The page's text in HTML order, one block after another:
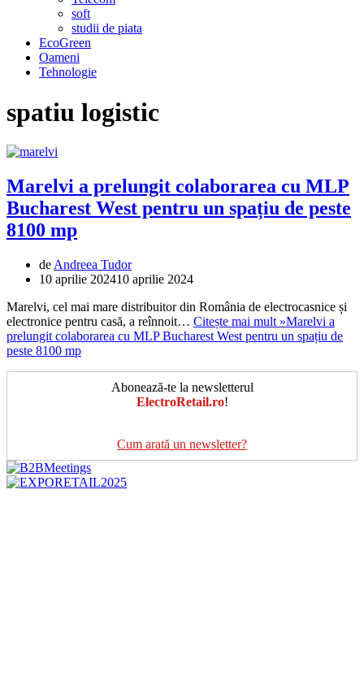
soft
studii de piata
EcoGreen
Oameni
Tehnologie
spatiu logistic
Marelvi a prelungit colaborarea cu MLP
Bucharest West pentru un spațiu de peste
8100 mp
de Andreea Tudor
10 aprilie 202410 aprilie 2024
Marelvi, cel mai mare distribuitor din România de electrocasnice și
electronice pentru casă, a reînnoit… Citește mai mult »Marelvi a
prelungit colaborarea cu MLP Bucharest West pentru un spațiu de
peste 8100 mp
Abonează-te la newsletterul
ElectroRetail.ro!
Cum arată un newsletter?